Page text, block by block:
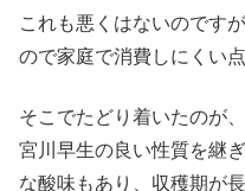
これも悪くはないのです
ので家庭で消費しにくい
そこでたどり着いたのが、
宮川早生の良い性質を継
な酸味もあり、収穫期が